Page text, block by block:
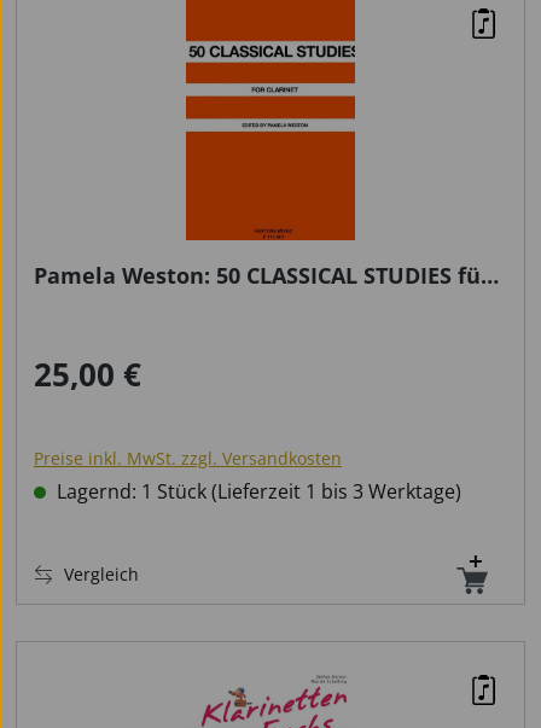
Pamela Weston: 50 CLASSICAL STUDIES für
Regulärer Preis:
25,00 €
Preise inkl. MwSt. zzgl. Versandkosten
Lagernd: 1 Stück (Lieferzeit 1 bis 3 Werktage)
Vergleich